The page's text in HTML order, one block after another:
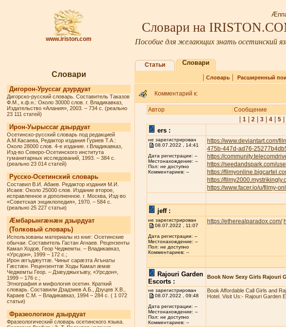
www.iriston.com
Словари на
Пособие для желающих знать осетинский
Словари
Дигорон-Уруссаг дзурдуат
Дигорско-русский словарь. Составитель Таказов
Ф.М., к.ф.н.: Около 30000 слов. г. Владикавказ,
Издательство «Алания», 2003. – 734 с. (реально
23 111 статей)
Ирон-Уырыссаг дзырдуат
Осетинско-русский словарь под редакцией
А.М.Касаева, Редактор издания Гуриев Т.А.:
Около 28000 слов. 4-е издание. г.Владикавказ,
Изд-во Северо-Осетинского института
гуманитарных исследований, 1993. – 384 с.
(реально 23 014 статей)
Русско-Осетинский словарь
Составил В.И. Абаев. Редактор издания М.И.
Исаев: Около 25000 слов. Издание второе,
исправленное и дополненное. г. Москва, Изд-во
«Советская энциклопедия», 1970. – 584 с.
(реально 25 227 статьи)
Æмбарынгæнæн дзырдуат
(Толковый словарь)
Использованы материалы из книг: Осетинские
обычаи. Составитель Гастан Агнаев. Рецензенты
Камал Ходов, Геор Чеджемты. – Владикавказ,
«Урсдон», 1999 – 172 с.;
Ирон æгъдæуттæ. Чиныг сарæзта Агънаты
Гæстæн. Рецензенттæ Ходы Камал æмæ
Чеджемты Геор. – Дзæуджыхъæу, «Урсдон»,
1999 – 176 с.;
Этнография и мифология осетин. Краткий
словарь. Составили Дзадзиев А.Б., Дзуцев Х.В.,
Караев С.М. – Владикавказ, 1994 – 284 с. ( 1 072
статьи)
Фразеологион дзырдуат
Фразеологический словарь осетинского языка.
Статьи Словари
| Словарь| Расширенный
Комментарий к:
Автор Сообщение
1| 2| 3| 4| 5|
ers :
не зарегистрирован
08.07.2022 , 14:41
Дата регистрации: --
Местонахождение: --
Пол: не доступно
Комментариев: --
https://www.deviantart.com/
475b-447d-ad76-
https://
https://seedandspark.com/
https://
https://
https://www.facer.io/u/filmy-
jeff :
не зарегистрирован
08.07.2022 , 11:07
Дата регистрации: --
Местонахождение: --
Пол: не доступно
Комментариев: --
https://etherealparadox.com/
Rajouri Garden
Escorts :
Book Now Sexy Girls Rajouri
не зарегистрирован
08.07.2022 , 09:48
Дата регистрации: --
Местонахождение: --
Пол: не доступно
Комментариев: --
Book Affordable Call Girls and
Hotel. Visit Us:- Rajouri Garden